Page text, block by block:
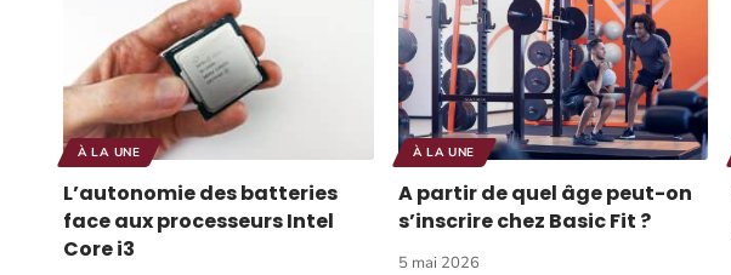
À LA UNE
L’autonomie des batteries
face aux processeurs Intel
Core i3
À LA UNE
A partir de quel âge peut-on
s’inscrire chez Basic Fit ?
5 mai 2026